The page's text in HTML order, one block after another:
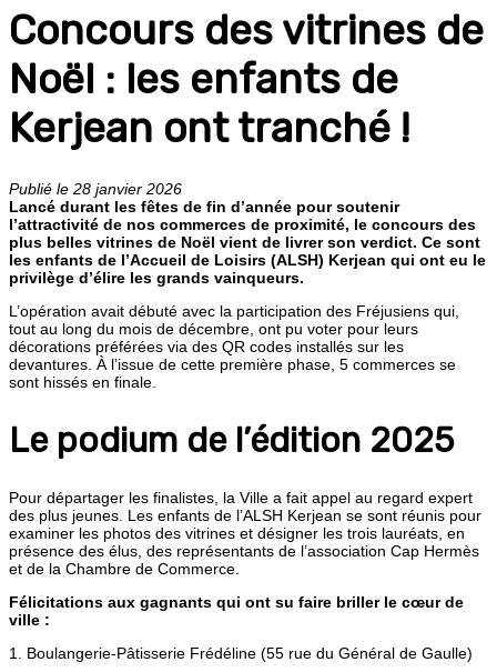
Concours des vitrines de
Noël : les enfants de
Kerjean ont tranché !
Publié le 28 janvier 2026
Lancé durant les fêtes de fin d’année pour soutenir
l’attractivité de nos commerces de proximité, le concours des
plus belles vitrines de Noël vient de livrer son verdict. Ce sont
les enfants de l’Accueil de Loisirs (ALSH) Kerjean qui ont eu le
privilège d’élire les grands vainqueurs.
L’opération avait débuté avec la participation des Fréjusiens qui,
tout au long du mois de décembre, ont pu voter pour leurs
décorations préférées via des QR codes installés sur les
devantures. À l’issue de cette première phase, 5 commerces se
sont hissés en finale.
Le podium de l’édition 2025
Pour départager les finalistes, la Ville a fait appel au regard expert
des plus jeunes. Les enfants de l’ALSH Kerjean se sont réunis pour
examiner les photos des vitrines et désigner les trois lauréats, en
présence des élus, des représentants de l’association Cap Hermès
et de la Chambre de Commerce.
Félicitations aux gagnants qui ont su faire briller le cœur de
ville :
1. Boulangerie-Pâtisserie Frédéline (55 rue du Général de Gaulle)